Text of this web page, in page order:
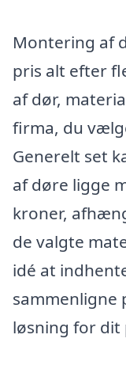
Montering af
pris alt efter
af dør,
firma, du
Generelt set
af døre ligge
kroner,
de valgte
idé at
sammenligne
løsning for dit